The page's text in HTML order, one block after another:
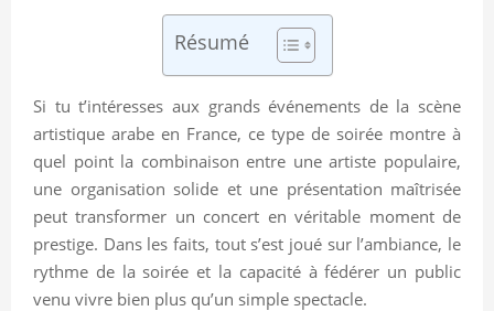
Résumé
Si tu t’intéresses aux grands événements de la scène
artistique arabe en France, ce type de soirée montre à
quel point la combinaison entre une artiste populaire,
une organisation solide et une présentation maîtrisée
peut transformer un concert en véritable moment de
prestige. Dans les faits, tout s’est joué sur l’ambiance, le
rythme de la soirée et la capacité à fédérer un public
venu vivre bien plus qu’un simple spectacle.